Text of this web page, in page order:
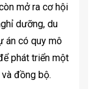
mở ra cơ hội
dưỡng, du
án có quy mô
phát triển một
đồng bộ.